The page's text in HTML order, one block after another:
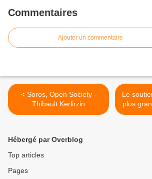
Commentaires
Ajouter un commentaire
< Soros, Open Society -
Thibault Kerlirzin
Le
plus
à
Hébergé par Overblog
Top articles
Pages